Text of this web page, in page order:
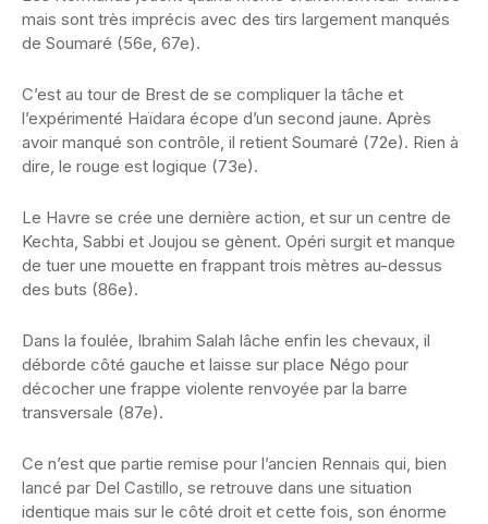
mais sont très imprécis avec des tirs largement manqués
de Soumaré (56e, 67e).
C’est au tour de Brest de se compliquer la tâche et
l’expérimenté Haïdara écope d’un second jaune. Après
avoir manqué son contrôle, il retient Soumaré (72e). Rien à
dire, le rouge est logique (73e).
Le Havre se crée une dernière action, et sur un centre de
Kechta, Sabbi et Joujou se gènent. Opéri surgit et manque
de tuer une mouette en frappant trois mètres au-dessus
des buts (86e).
Dans la foulée, Ibrahim Salah lâche enfin les chevaux, il
déborde côté gauche et laisse sur place Négo pour
décocher une frappe violente renvoyée par la barre
transversale (87e).
Ce n’est que partie remise pour l’ancien Rennais qui, bien
lancé par Del Castillo, se retrouve dans une situation
identique mais sur le côté droit et cette fois, son énorme